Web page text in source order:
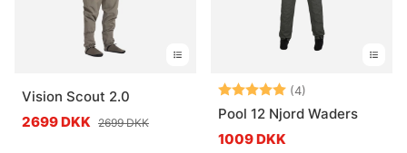
Vision Scout 2.0
2699 DKK 2699 DKK
Vurdering: (4)
Pool 12 Njord Waders
1009 DKK